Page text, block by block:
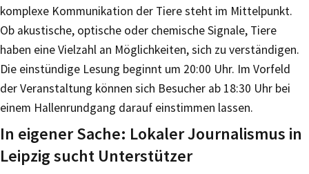
komplexe Kommunikation der Tiere steht im Mittelpunkt.
Ob akustische, optische oder chemische Signale, Tiere
haben eine Vielzahl an Möglichkeiten, sich zu verständigen.
Die einstündige Lesung beginnt um 20:00 Uhr. Im Vorfeld
der Veranstaltung können sich Besucher ab 18:30 Uhr bei
einem Hallenrundgang darauf einstimmen lassen.
In eigener Sache: Lokaler Journalismus in
Leipzig sucht Unterstützer